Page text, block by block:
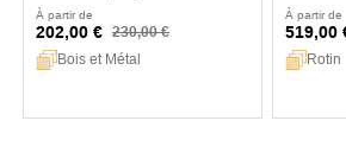
À partir de
202,00 € 230,00 €
Bois et Métal
À partir de
519,00
Rotin